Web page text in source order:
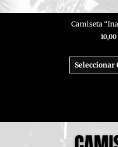
Camiseta
10,00
Seleccionar